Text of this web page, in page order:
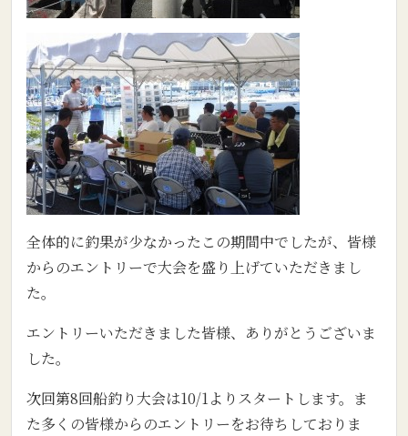
全体的に釣果が少なかったこの期間中でしたが、皆様
からのエントリーで大会を盛り上げていただきまし
た。
エントリーいただきました皆様、ありがとうございま
した。
次回第8回船釣り大会は10/1よりスタートします。ま
た多くの皆様からのエントリーをお待ちしておりま